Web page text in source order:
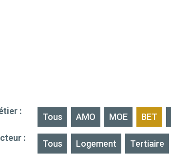
:
Tous AMO MOE BET
:
Tous Logement Tertiaire